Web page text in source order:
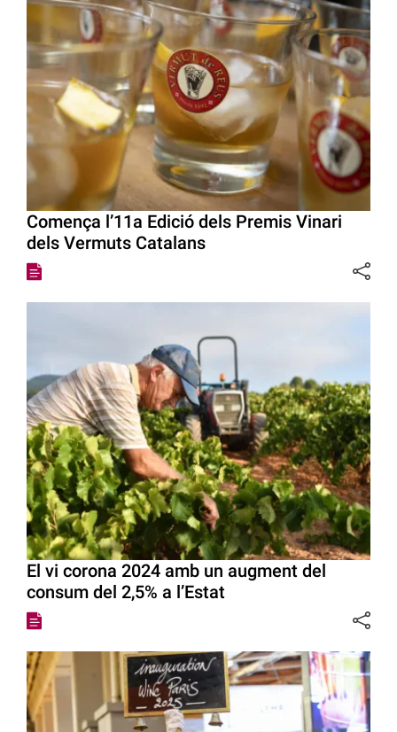
Comença l’11a Edició dels Premis Vinari
dels Vermuts Catalans
El vi corona 2024 amb un augment del
consum del 2,5% a l’Estat